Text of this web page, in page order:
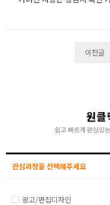
이전글
원클
쉽고 빠르게 관심있
관심과정을 선택해주세요
광고/편집디자인